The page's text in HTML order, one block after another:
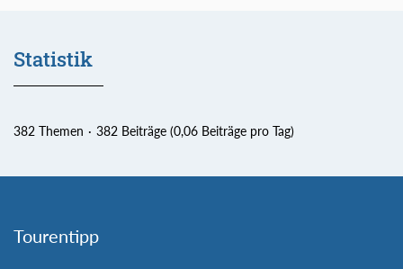
Statistik
382 Themen 382 Beiträge (0,06 Beiträge pro Tag)
Tourentipp